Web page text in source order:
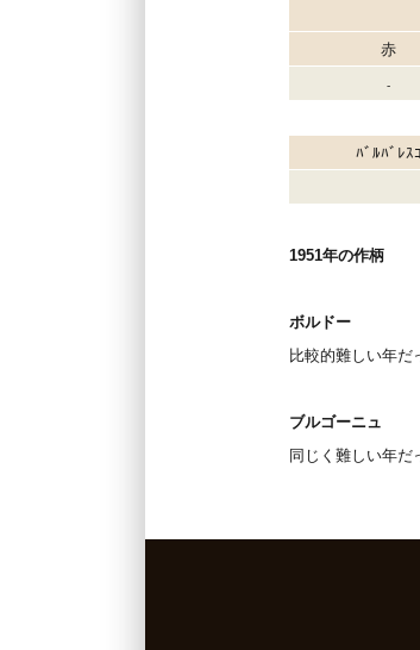
赤
-
ﾊﾞﾙﾊﾞﾚｽｺ
1951年の作柄
ボルドー
比較的難しい年だ
ブルゴーニュ
同じく難しい年だ